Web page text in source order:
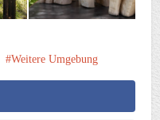
Weitere Umgebung